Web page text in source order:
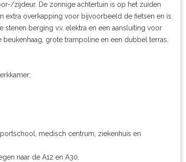
zijdeur. De zonnige achtertuin is op het zuiden
extra overkapping voor bijvoorbeeld de fietsen en is
berging v.v. elektra en een aansluiting voor
grote trampoline en een dubbel terras.
medisch centrum, ziekenhuis en
naar de A12 en A30.